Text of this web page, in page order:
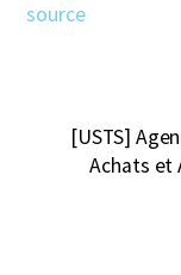
source
[USTS]
Achats et